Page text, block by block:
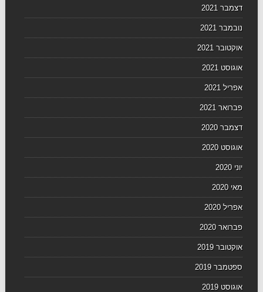
דצמבר 2021
נובמבר 2021
אוקטובר 2021
אוגוסט 2021
אפריל 2021
פברואר 2021
דצמבר 2020
אוגוסט 2020
יוני 2020
מאי 2020
אפריל 2020
פברואר 2020
אוקטובר 2019
ספטמבר 2019
אוגוסט 2019